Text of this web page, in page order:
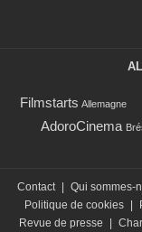
Filmstarts Allemagne
AdoroCinema
Contact Qui sommes-
Politique de cookies
Revue de presse